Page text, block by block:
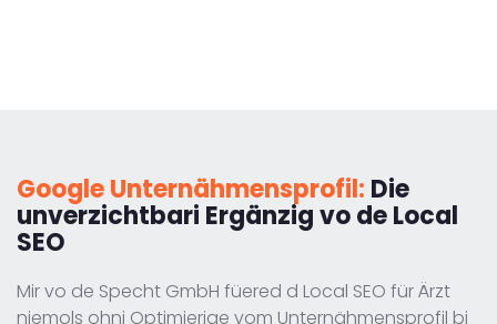
Google Unternähmensprofil: Die
unverzichtbari Ergänzig vo de Local
SEO
Mir vo de Specht GmbH füered d Local SEO für Ärzt
niemols ohni Optimierige vom Unternähmensprofil bi